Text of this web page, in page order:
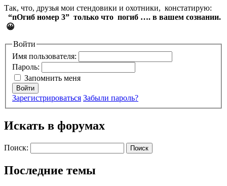
Так, что, друзья мои стендовики и охотники, констатирую:
“пОгиб номер 3” только что погиб …. в вашем сознании.
😀
Войти
Имя пользователя:
Пароль:
Запомнить меня
Войти
Зарегистрироваться Забыли пароль?
Искать в форумах
Поиск:
Последние темы